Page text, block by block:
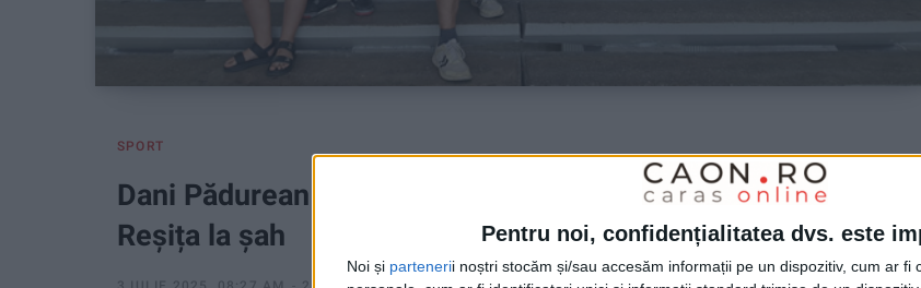
Pentru noi, confidențialitatea dvs. este
Noi și partenerii noștri stocăm și/sau accesăm informații pe un dispozitiv, cum ar fi
SPORT
Dani Pădurean și Alex Korcsek, învingători la Cupa
Reșița la șah